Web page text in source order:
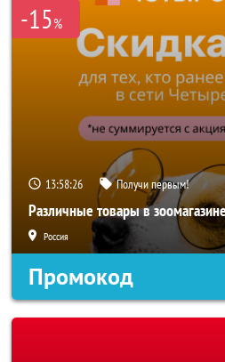
-15%
13:58:24 Получи первым!
Различные товары в
Россия
Промокод